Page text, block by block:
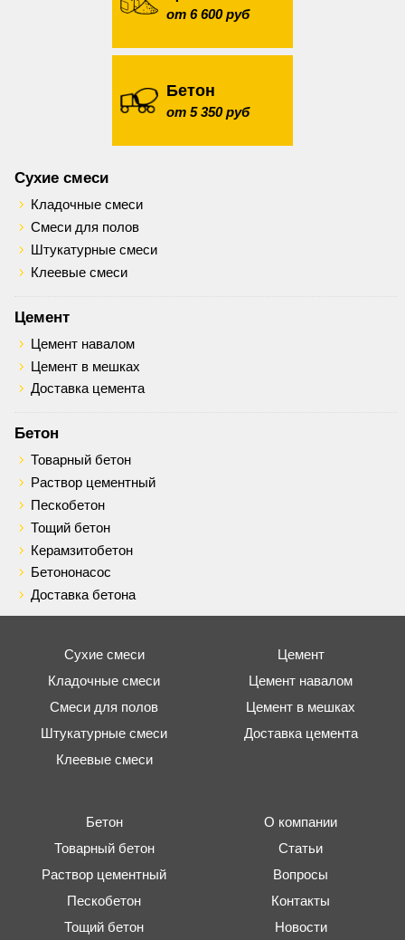
от 6 600 руб
Бетон
от 5 350 руб
Сухие смеси
Кладочные смеси
Смеси для полов
Штукатурные смеси
Клеевые смеси
Цемент
Цемент навалом
Цемент в мешках
Доставка цемента
Бетон
Товарный бетон
Раствор цементный
Пескобетон
Тощий бетон
Керамзитобетон
Бетононасос
Доставка бетона
Сухие смеси
Кладочные смеси
Смеси для полов
Штукатурные смеси
Клеевые смеси
Цемент
Цемент навалом
Цемент в мешках
Доставка цемента
Бетон
Товарный бетон
Раствор цементный
Пескобетон
Тощий бетон
О компании
Статьи
Вопросы
Контакты
Новости